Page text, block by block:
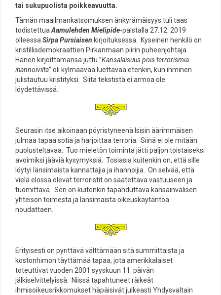
tai sukupuolista poikkeavuutta.
Tämän maailmankatsomuksen änkyrämäisyys tuli taas
todistettua Aamulehden Mielipide-palstalla 27.12. 2019
olleessa Sirpa Pursiaisen kirjoituksessa. Kyseinen henkilö on
kristillisdemokraattien Pirkanmaan piirin puheenjohtaja.
Hänen kirjoittamansa juttu ”Kansalaisuus pois terrorismia
ihannoivilta” oli kylmäävää luettavaa etenkin, kun ihminen
julistautuu kristityksi. Siitä tekstistä ei armoa ole
löydettävissä.
Seurasin itse aikoinaan pöyristyneenä Isisin äärimmäisen
julmaa tapaa sotia ja harjoittaa terroria. Siinä ei ole mitään
puolusteltavaa. Tuo mieletön toiminta jätti paljon toistaiseksi
avoimiksi jääviä kysymyksiä. Tosiasia kuitenkin on, että sille
löytyi länsimaista kannattajia ja ihannoijia. On selvää, että
vielä elossa olevat terroristit on saatettava vastuuseen ja
tuomittava. Sen on kuitenkin tapahduttava kansainvälisen
yhteisön toimesta ja länsimaista oikeuskäytäntöä
noudattaen.
Erityisesti on pyrittävä välttämään sitä summittaista ja
kostonhimon täyttämää tapaa, jota amerikkalaiset
toteuttivat vuoden 2001 syyskuun 11. päivän
jälkiselvittelyissä. Niissä tapahtuneet räikeät
ihmisoikeusrikkomukset häpäisivät julkeasti Yhdysvaltain